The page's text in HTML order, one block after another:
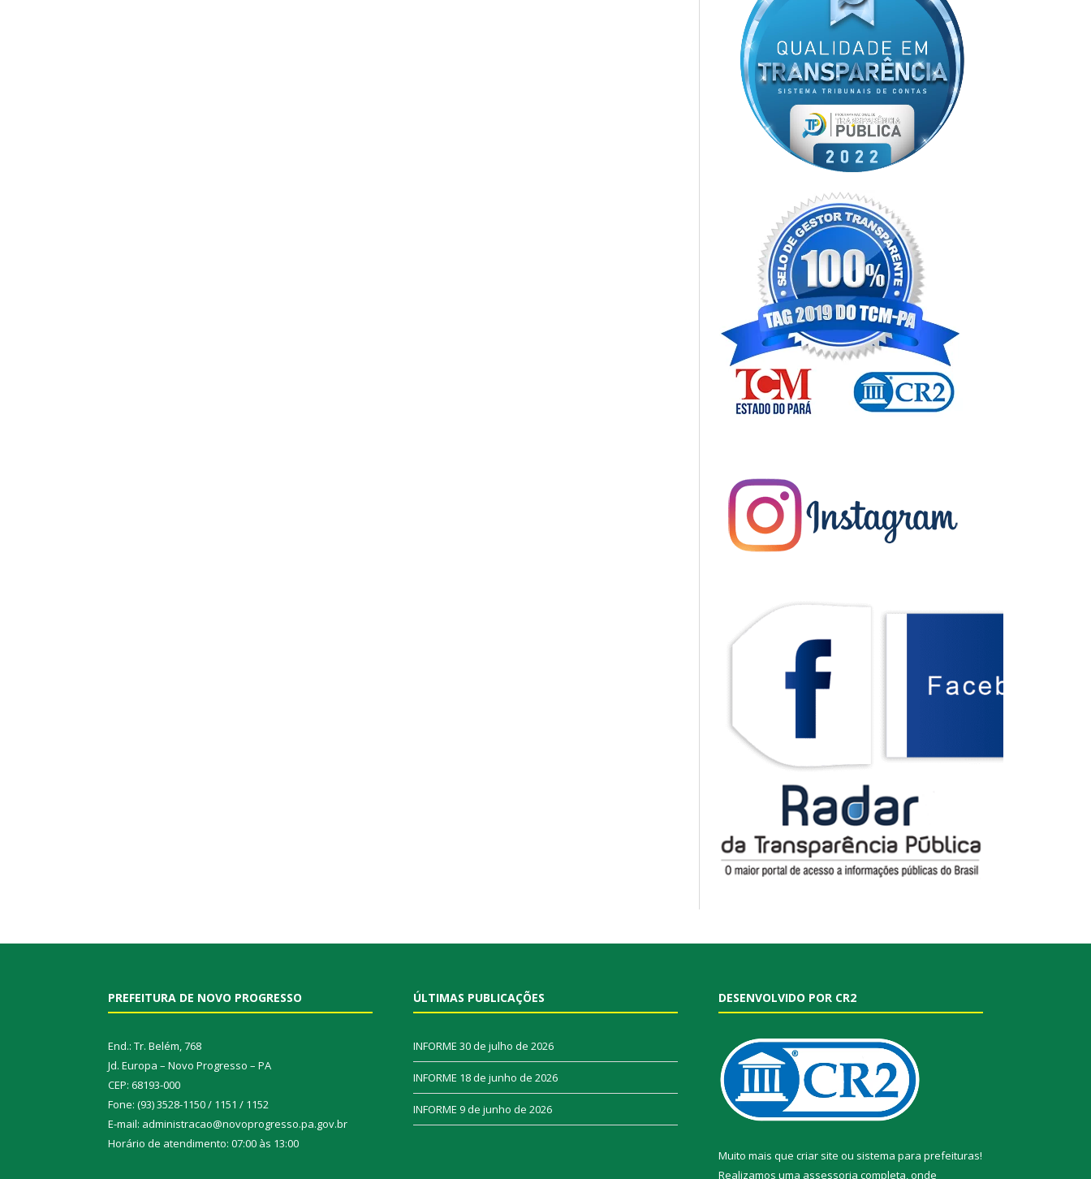
PREFEITURA DE NOVO PROGRESSO
End.: Tr. Belém, 768
Jd. Europa – Novo Progresso – PA
CEP: 68193-000
Fone: (93) 3528-1150 / 1151 / 1152
E-mail: administracao@novoprogresso.pa.gov.br
Horário de atendimento: 07:00 às 13:00
ÚLTIMAS PUBLICAÇÕES
INFORME 30 de julho de 2026
INFORME 18 de junho de 2026
INFORME 9 de junho de 2026
DESENVOLVIDO POR CR2
Muito mais que criar site ou sistema para prefeituras!
Realizamos uma assessoria completa, onde